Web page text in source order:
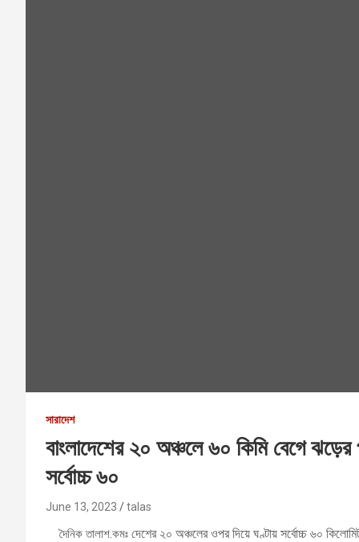
সারাদেশ
বাংলাদেশের ২০ অঞ্চলে ৬০ কিমি বেগে
সর্বোচ্চ ৬০
June 13, 2023 talas
দৈনিক তালাশ.কমঃদেশের ২০ অঞ্চলের ওপর দিয়ে ঘণ্টায় সর্বোচ্চ ৬০